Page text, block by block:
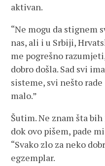
aktivan.
“Ne mogu da stignem
nas, ali i u Srbiji,
me pogrešno
dobro došla. Sad svi
sisteme, svi nešto
malo.”
Šutim. Ne znam šta
dok ovo pišem, pade
“Svako zlo za neko
egzemplar.